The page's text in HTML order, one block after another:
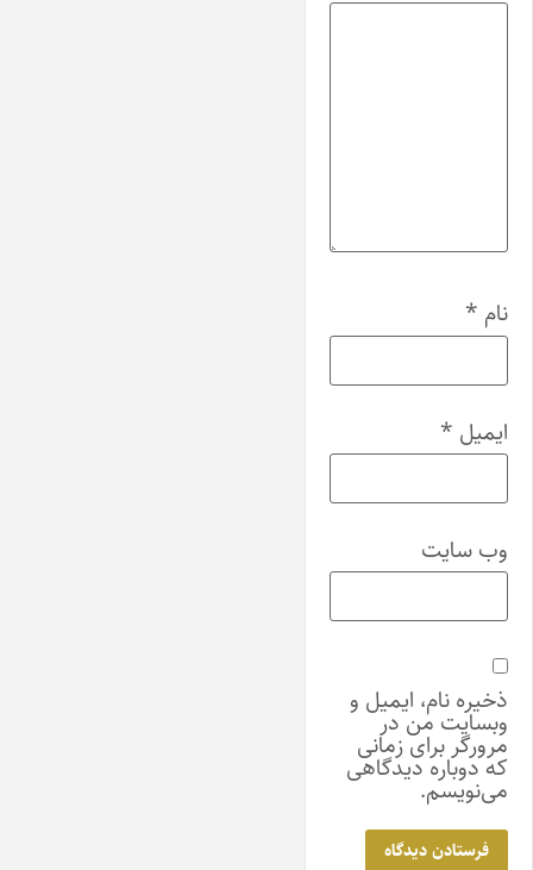
نام *
ایمیل *
وب‌ سایت
ذخیره نام، ایمیل و
وبسایت من در
مرورگر برای زمانی
که دوباره دیدگاهی
می‌نویسم.